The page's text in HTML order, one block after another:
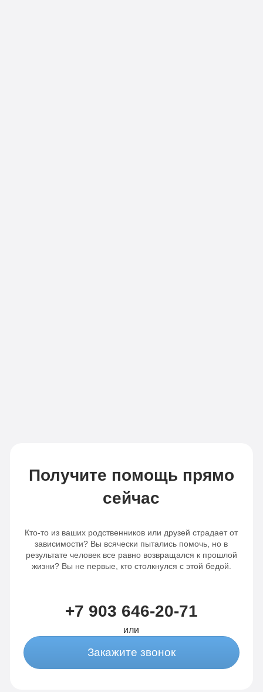
Получите помощь прямо
сейчас
Кто-то из ваших родственников или друзей страдает от
зависимости? Вы всячески пытались помочь, но в
результате человек все равно возвращался к прошлой
жизни? Вы не первые, кто столкнулся с этой бедой.
+7 903 646-20-71
или
Закажите звонок